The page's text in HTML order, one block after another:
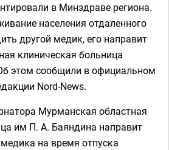
в Минздраве региона.
населения отдаленного
другой медик, его направит
клиническая больница
этом сообщили в официальном
Nord-News.
Мурманская областная
им П. А. Баяндина направит
на время отпуска